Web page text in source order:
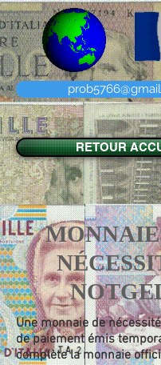
RETOUR
Une monnaie de
de paiement émis
complète la monnaie